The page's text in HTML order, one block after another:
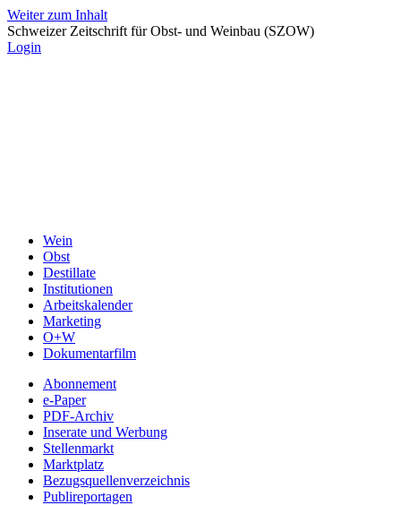
Weiter zum Inhalt
Schweizer Zeitschrift für Obst- und Weinbau (SZOW)
Login
Wein
Obst
Destillate
Institutionen
Arbeitskalender
Marketing
O+W
Dokumentarfilm
Abonnement
e-Paper
PDF-Archiv
Inserate und Werbung
Stellenmarkt
Marktplatz
Bezugsquellenverzeichnis
Publireportagen